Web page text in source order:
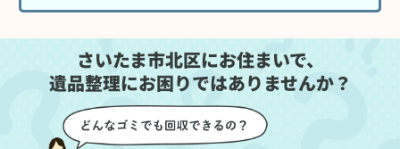
さいたま市北区にお住まいで、
遺品整理にお困りではありませんか？